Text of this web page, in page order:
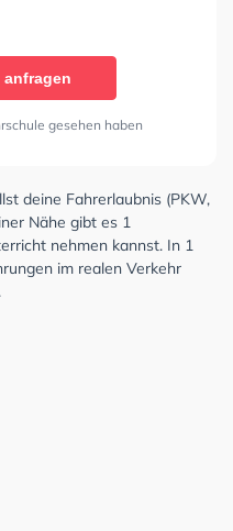
anfragen
gesehen haben
deine Fahrerlaubnis (PKW,
Nähe gibt es 1
nehmen kannst. In 1
im realen Verkehr